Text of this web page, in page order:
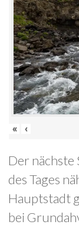
« ‹
Der nächste
des Tages
Hauptstadt
bei